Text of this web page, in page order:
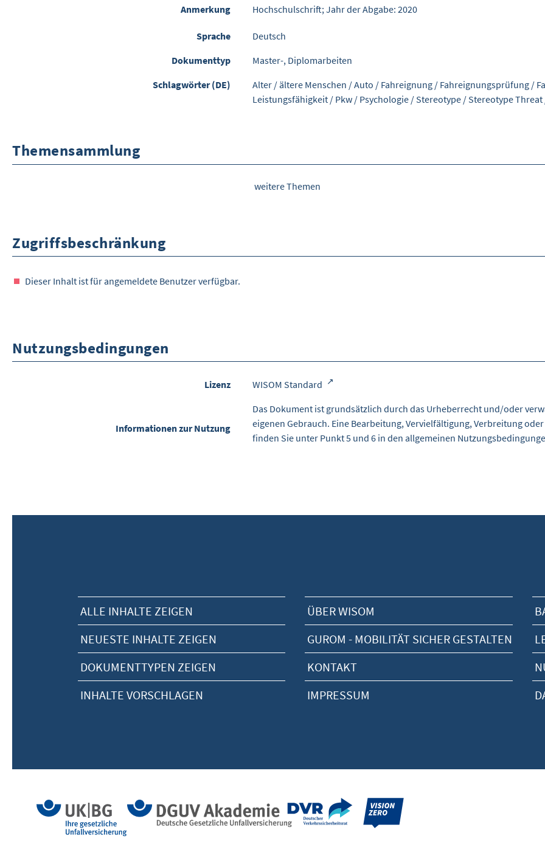
Anmerkung
Hochschulschrift; Jahr der Abgabe: 2020
Sprache
Deutsch
Dokumenttyp
Master-, Diplomarbeiten
Schlagwörter (DE)
Alter /ältere Menschen /Auto / Fahreignung / Fahreignungsprüfung /
Leistungsfähigkeit / Pkw / Psychologie / Stereotype / Stereotype Threat
Themensammlung
weitere Themen
Zugriffsbeschränkung
Dieser Inhalt ist für angemeldete Benutzer verfügbar.
Nutzungsbedingungen
Lizenz WISOM Standard
Informationen zur Nutzung
Das Dokument ist grundsätzlich durch das Urheberrecht und/oder
eigenen Gebrauch. Eine Bearbeitung, Vervielfältigung, Verbreitung
finden Sie unter Punkt 5 und 6 in den allgemeinen
ALLE INHALTE ZEIGEN
NEUESTE INHALTE ZEIGEN
DOKUMENTTYPEN ZEIGEN
INHALTE VORSCHLAGEN
ÜBER WISOM
GUROM - MOBILITÄT SICHER GESTALTEN
KONTAKT
IMPRESSUM